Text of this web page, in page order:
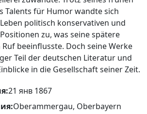
Talents für Humor wandte sich
politisch konservativen und
zu, was seine spätere
beeinflusste. Doch seine Werke
Teil der deutschen Literatur und
in die Gesellschaft seiner Zeit.
21 янв 1867
Oberammergau, Oberbayern